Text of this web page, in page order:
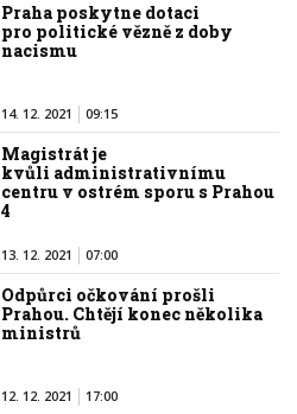
Praha poskytne dotaci
pro politické vězně z doby
nacismu
14. 12. 2021 09:15
Magistrát je
kvůli administrativnímu
centru v ostrém sporu s Prahou
4
13. 12. 2021 07:00
Odpůrci očkování prošli
Prahou. Chtějí konec několika
ministrů
12. 12. 2021 17:00